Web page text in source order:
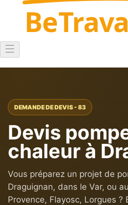
Be
DEMANDE DE DEVIS - 83
Devis
chaleur à
Vous préparez un projet de
Draguignan, dans le Var, ou
Provence, Flayosc, Lorgues ?